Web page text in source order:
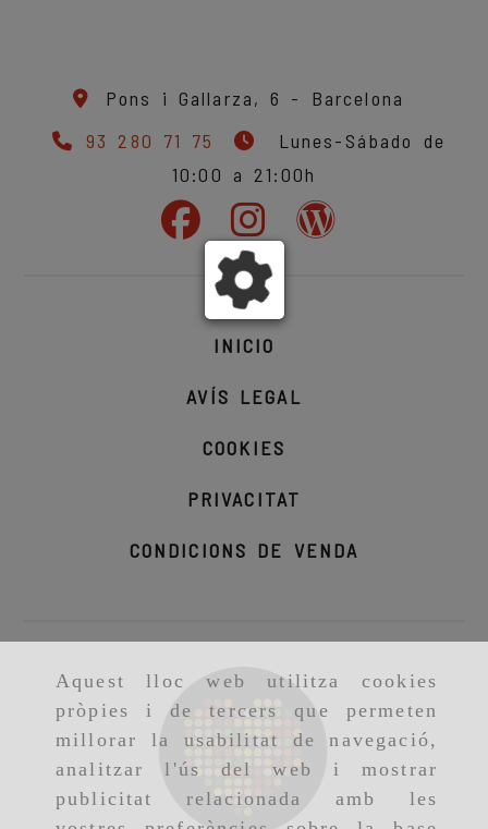
Aquest lloc web utilitza cookies
pròpies i de tercers que permeten
millorar la usabilitat de navegació,
analitzar l'ús del web i mostrar
publicitat relacionada amb les
Pons i Gallarza, 6 - Barcelona
93 280 71 75
Lunes-Sábado de
10:00 a 21:00h
INICIO
AVÍS LEGAL
COOKIES
PRIVACITAT
CONDICIONS DE VENDA